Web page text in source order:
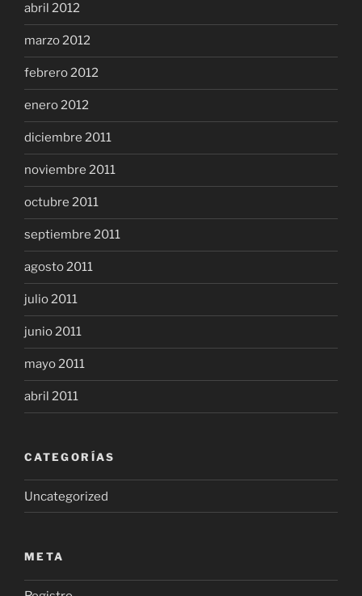
abril 2012
marzo 2012
febrero 2012
enero 2012
diciembre 2011
noviembre 2011
octubre 2011
septiembre 2011
agosto 2011
julio 2011
junio 2011
mayo 2011
abril 2011
CATEGORÍAS
Uncategorized
META